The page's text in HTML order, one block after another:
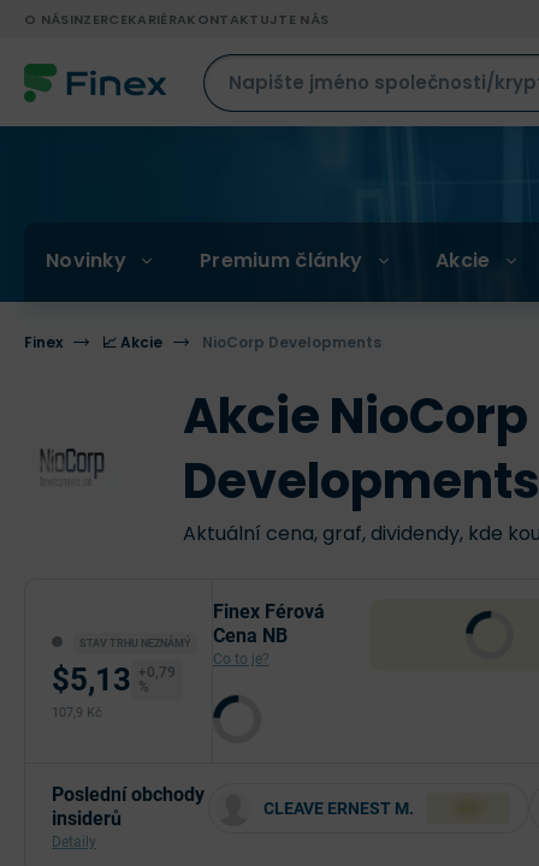
O NÁSINZERCEKARIÉRAKONTAKTUJTE NÁS
Novinky Premium články Akcie
Finex 📈 Akcie NioCorp Developments
Akcie NioCorp
Aktuální cena, graf, dividendy, kde
STAV TRHU NEZNÁMÝ
$5,13 +0,79
%
107,9 Kč
Finex Férová
Cena NB
Co to je?
Poslední obchody
insiderů
Detaily
CLEAVE ERNEST M.